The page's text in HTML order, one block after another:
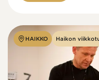
HAIKKO Haikon